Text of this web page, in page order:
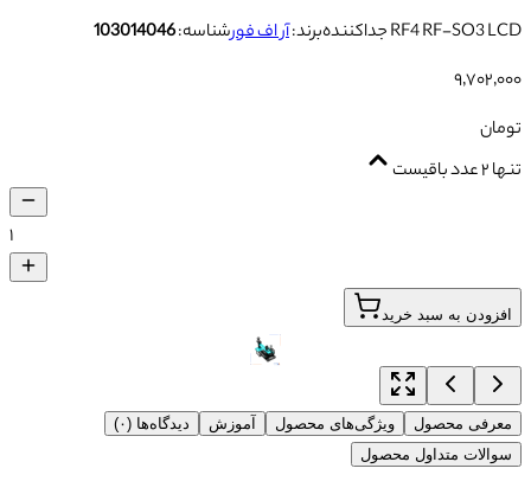
جداکننده RF4 RF-SO3 LCD
برند:آر اف فورشناسه:103014046
۹٬۷۰۲٬۰۰۰
تومان
تنها ۲ عدد باقیست
۱
افزودن به سبد خرید
معرفی محصول ویژگی‌های محصول آموزش
دیدگاه‌ها (۰)
سوالات متداول محصول